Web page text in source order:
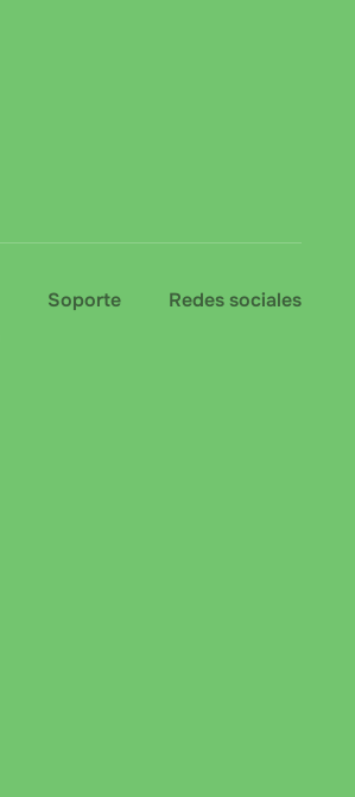
Soporte Redes sociales